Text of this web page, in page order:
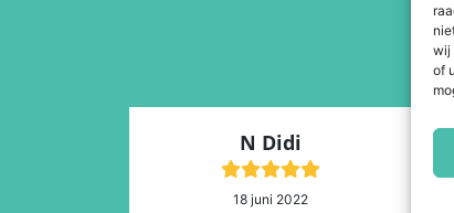
wij
of
N Didi
18 juni 2022